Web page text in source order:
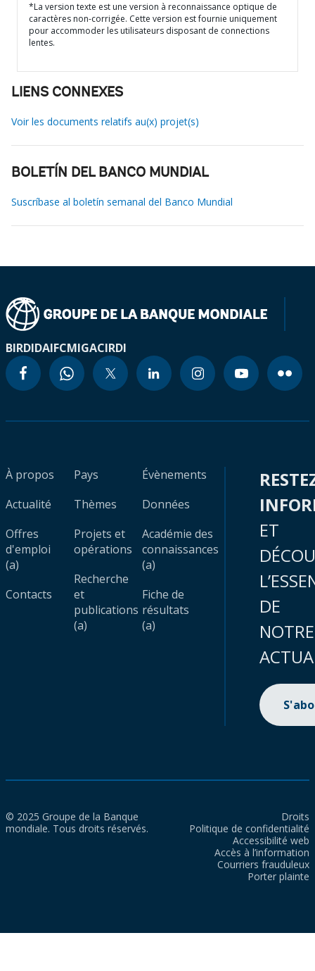
*La version texte est une version à reconnaissance optique de
caractères non-corrigée. Cette version est fournie uniquement
pour accommoder les utilisateurs disposant de connections
lentes.
LIENS CONNEXES
Voir les documents relatifs au(x) projet(s)
BOLETÍN DEL BANCO MUNDIAL
Suscríbase al boletín semanal del Banco Mundial
BIRDIDAIFCMIGACIRDI
À propos
Actualité
Offres
d'emploi
(a)
Contacts
Pays
Thèmes
Projets et
opérations
Recherche
et
publications
(a)
Évènements
Données
Académie des
connaissances
(a)
Fiche de
résultats
(a)
ET
DE
NOTRE
© 2025 Groupe de la Banque
mondiale. Tous droits réservés.
Droits
Politique de confidentialité
Accessibilité web
Accès à l’information
Courriers frauduleux
Porter plainte